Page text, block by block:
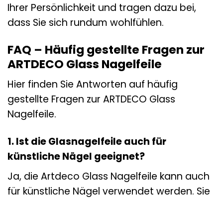
Ihrer Persönlichkeit und tragen dazu bei,
dass Sie sich rundum wohlfühlen.
FAQ – Häufig gestellte Fragen zur
ARTDECO Glass Nagelfeile
Hier finden Sie Antworten auf häufig
gestellte Fragen zur ARTDECO Glass
Nagelfeile.
1. Ist die Glasnagelfeile auch für
künstliche Nägel geeignet?
Ja, die Artdeco Glass Nagelfeile kann auch
für künstliche Nägel verwendet werden. Sie